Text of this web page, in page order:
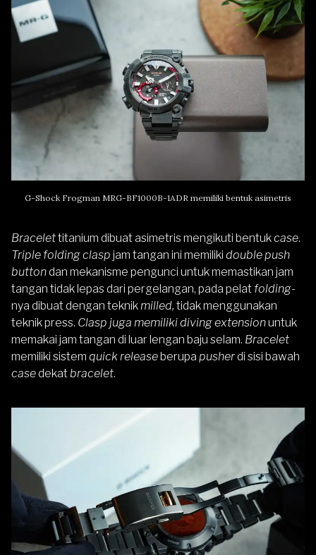
G-Shock Frogman MRG-BF1000B-1ADR memiliki bentuk asimetris
Bracelettitanium dibuat asimetris mengikuti bentukcase.
Triple folding clasp jam tangan ini memiliki double push
buttondan mekanisme pengunci untuk memastikan jam
tangan tidak lepas dari pergelangan, pada pelat folding-
nya dibuat dengan teknikmilled, tidak menggunakan
teknik press. Clasp juga memiliki diving extensionuntuk
memakai jam tangan di luar lengan baju selam. Bracelet
memiliki sistem quick release berupa pusherdi sisi bawah
casedekatbracelet.